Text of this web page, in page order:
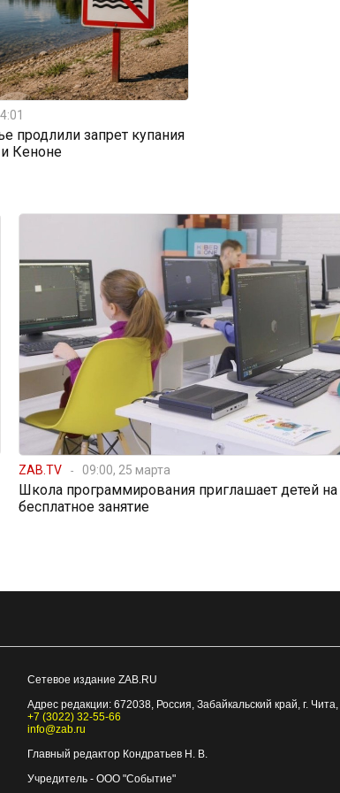
продлили запрет купания
Кеноне
ZAB.TV 09:00, 25 марта
Школа программирования приглашает детей на
бесплатное занятие
Сетевое издание ZAB.RU
Адрес редакции: 672038, Россия, Забайкальский край, г. Чита,
+7 (3022) 32-55-66
info@zab.ru
Главный редактор Кондратьев Н. В.
Учредитель - ООО "Событие"